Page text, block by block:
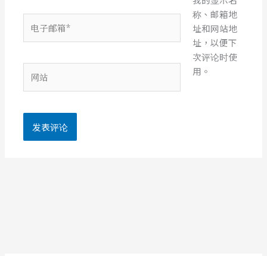
子
箱
站
称、邮箱地
址和网站地
址，以便下
次评论时使
用。